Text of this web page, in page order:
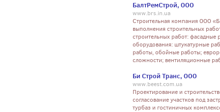
БалтРемСтрой, ООО
www.brs.in.ua
Cтроительная компания ООО
выполнения строительных
строительных работ: фасадные
оборудования: штукатурные
работы, обойные работы;
сложности; вентиляционные
Би Строй Транс, ООО
www.beest.com.ua
Проектирование и
согласование участков под
турбаз и гостиничных